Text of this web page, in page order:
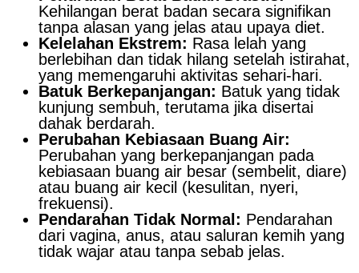
Kehilangan berat badan secara signifikan
tanpa alasan yang jelas atau upaya diet.
Kelelahan Ekstrem: Rasa lelah yang
berlebihan dan tidak hilang setelah istirahat,
yang memengaruhi aktivitas sehari-hari.
Batuk Berkepanjangan: Batuk yang tidak
kunjung sembuh, terutama jika disertai
dahak berdarah.
Perubahan Kebiasaan Buang Air:
Perubahan yang berkepanjangan pada
kebiasaan buang air besar (sembelit, diare)
atau buang air kecil (kesulitan, nyeri,
frekuensi).
Pendarahan Tidak Normal: Pendarahan
dari vagina, anus, atau saluran kemih yang
tidak wajar atau tanpa sebab jelas.